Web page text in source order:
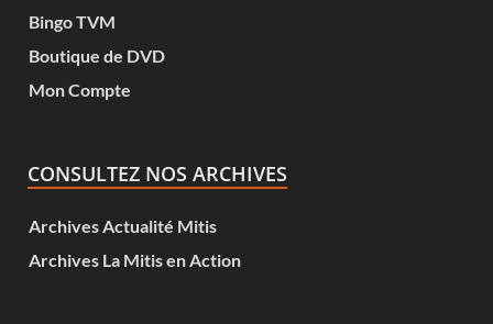
Bingo TVM
Boutique de DVD
Mon Compte
CONSULTEZ NOS ARCHIVES
Archives Actualité Mitis
Archives La Mitis en Action